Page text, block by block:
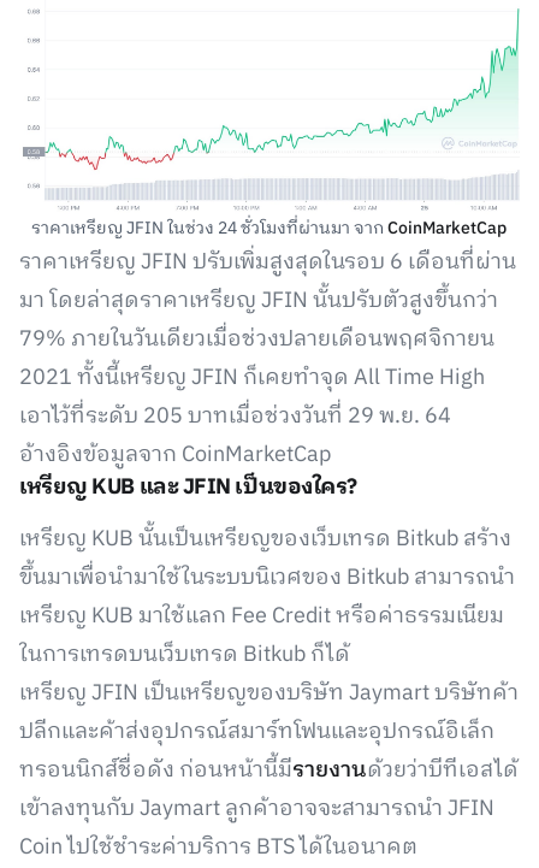
ราคาเหรียญ​ JFIN ในช่วง 24 ชั่วโมงที่ผ่านมา จากCoinMarketCap
ราคาเหรียญ​ JFIN ปรับเพิ่มสูงสุดในรอบ 6 เดือนที่ผ่าน
มา โดยล่าสุดราคาเหรียญ​ JFIN นั้นปรับตัวสูงขึ้นกว่า
79% ภายในวันเดียวเมื่อช่วงปลายเดือนพฤศจิกายน
2021 ทั้งนี้เหรียญ​ JFIN ก็เคยทำจุด All Time High
เอาไว้ที่ระดับ 205 บาทเมื่อช่วงวันที่ 29 พ.ย. 64
อ้างอิงข้อมูลจาก CoinMarketCap
เหรียญ KUB และ JFIN เป็นของใคร?
เหรียญ​ KUB นั้นเป็นเหรียญของเว็บเทรด Bitkub สร้าง
ขึ้นมาเพื่อนำมาใช้ในระบบนิเวศของ Bitkub สามารถนำ
เหรียญ​ KUB มาใช้แลก Fee Credit หรือค่าธรรมเนียม
ในการเทรดบนเว็บเทรด Bitkub ก็ได้
เหรียญ​ JFIN เป็นเหรียญของบริษัท Jaymart บริษัทค้า
ปลีกและค้าส่งอุปกรณ์สมาร์ทโฟนและอุปกรณ์อิเล็ก
ทรอนนิกส์ชื่อดัง ก่อนหน้านี้มีรายงานด้วยว่าบีทีเอสได้
เข้าลงทุนกับ Jaymart ลูกค้าอาจจะสามารถนำ JFIN
Coin ไปใช้ชำระค่าบริการ BTS ได้ในอนาคต